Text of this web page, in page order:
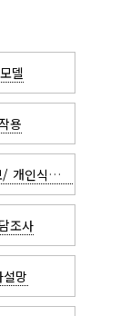
델
용
개인식별정보/ 개인식별자
조사
망